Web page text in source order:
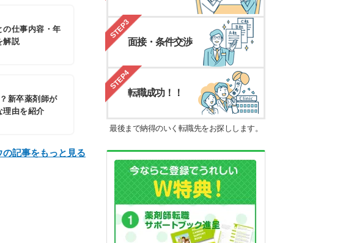
の仕事内容・年
解説
新卒薬剤師が
理由を紹介
記事をもっと見る
STEP3
面接・条件交渉
STEP4
転職成功！！
最後まで納得のいく転職先をお探しします。